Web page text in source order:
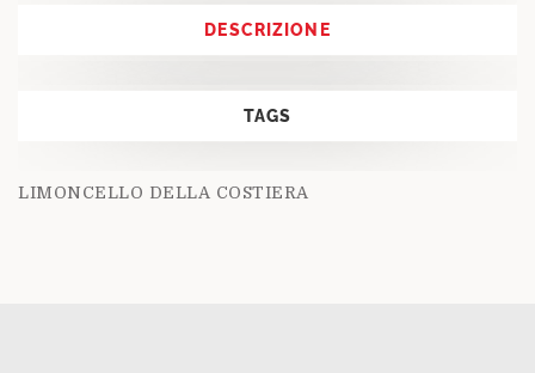
DESCRIZIONE
TAGS
LIMONCELLO DELLA COSTIERA